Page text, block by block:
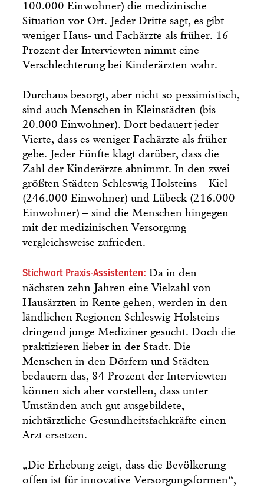
100.000 Einwohner) die medizinische
Situation vor Ort. Jeder Dritte sagt, es gibt
weniger Haus- und Fachärzte als früher. 16
Prozent der Interviewten nimmt eine
Verschlechterung bei Kinderärzten wahr.
Durchaus besorgt, aber nicht so pessimistisch,
sind auch Menschen in Kleinstädten (bis
20.000 Einwohner). Dort bedauert jeder
Vierte, dass es weniger Fachärzte als früher
gebe. Jeder Fünfte klagt darüber, dass die
Zahl der Kinderärzte abnimmt. In den zwei
größten Städten Schleswig-Holsteins – Kiel
(246.000 Einwohner) und Lübeck (216.000
Einwohner) – sind die Menschen hingegen
mit der medizinischen Versorgung
vergleichsweise zufrieden.
Stichwort Praxis-Assistenten: Da in den
nächsten zehn Jahren eine Vielzahl von
Hausärzten in Rente gehen, werden in den
ländlichen Regionen Schleswig-Holsteins
dringend junge Mediziner gesucht. Doch die
praktizieren lieber in der Stadt. Die
Menschen in den Dörfern und Städten
bedauern das, 84 Prozent der Interviewten
können sich aber vorstellen, dass unter
Umständen auch gut ausgebildete,
nichtärztliche Gesundheitsfachkräfte einen
Arzt ersetzen.
„Die Erhebung zeigt, dass die Bevölkerung
offen ist für innovative Versorgungsformen“,